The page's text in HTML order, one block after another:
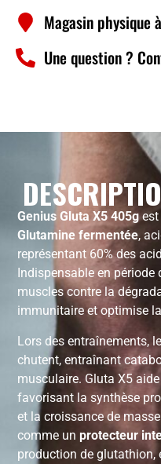
Magasin physique
Une question ?
Genius Gluta X5 405gest
Glutamine fermentée,
représentant 60% des
Indispensable en
muscles contre la
immunitaire et optimise
Lors des entraînements,
chutent, entraînant
musculaire. Gluta X5
favorisant la synthèse
et la croissance de
comme unprotecteur
production de glutathion,